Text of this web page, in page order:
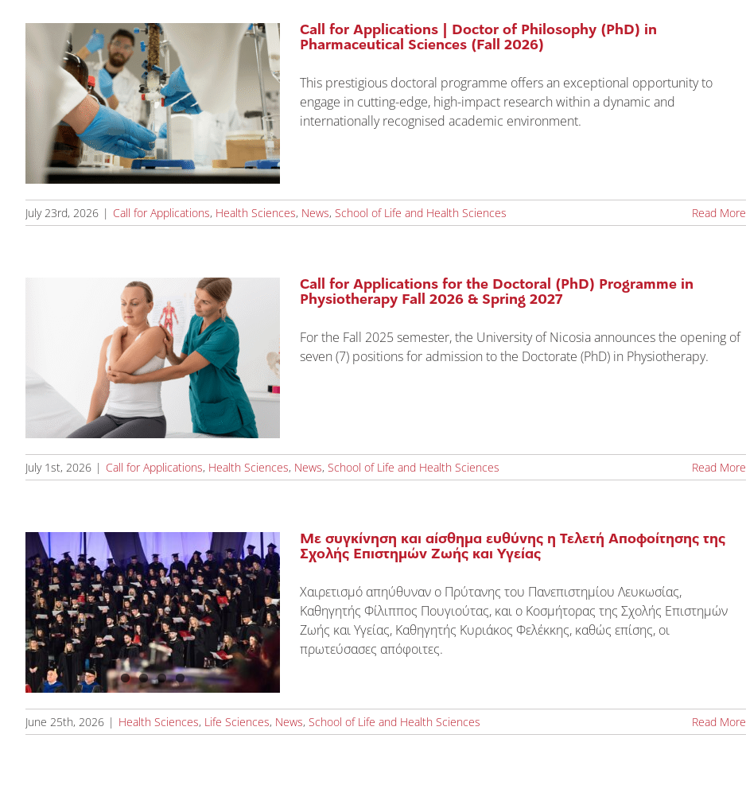
Call for Applications | Doctor of Philosophy (PhD) in
Pharmaceutical Sciences (Fall 2026)
This prestigious doctoral programme offers an exceptional opportunity to
engage in cutting-edge, high-impact research within a dynamic and
internationally recognised academic environment.
July 23rd, 2026 | Call for Applications, Health Sciences, News, School of Life and Health Sciences Read More
Call for Applications for the Doctoral (PhD) Programme in
Physiotherapy Fall 2026 & Spring 2027
For the Fall 2025 semester, the University of Nicosia announces the opening of
seven (7) positions for admission to the Doctorate (PhD) in Physiotherapy.
July 1st, 2026 | Call for Applications, Health Sciences, News, School of Life and Health Sciences Read More
Με συγκίνηση και αίσθημα ευθύνης η Τελετή Αποφοίτησης της
Σχολής Επιστημών Ζωής και Υγείας
Χαιρετισμό απηύθυναν ο Πρύτανης του Πανεπιστημίου Λευκωσίας,
Καθηγητής Φίλιππος Πουγιούτας, και ο Κοσμήτορας της Σχολής Επιστημών
Ζωής και Υγείας, Καθηγητής Κυριάκος Φελέκκης, καθώς επίσης, οι
πρωτεύσασες απόφοιτες.
June 25th, 2026 | Health Sciences, Life Sciences, News, School of Life and Health Sciences Read More